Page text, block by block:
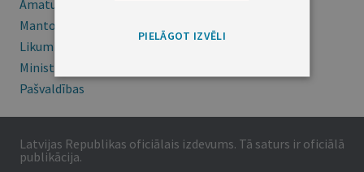
Amatu konkursi
Mantojumu ziņas
Likumi
Ministru kabineta noteikumi
Pašvaldības
Latvijas Republikas oficiālais izdevums. Tā saturs ir oficiālā
publikācija.
PIELĀGOT IZVĒLI